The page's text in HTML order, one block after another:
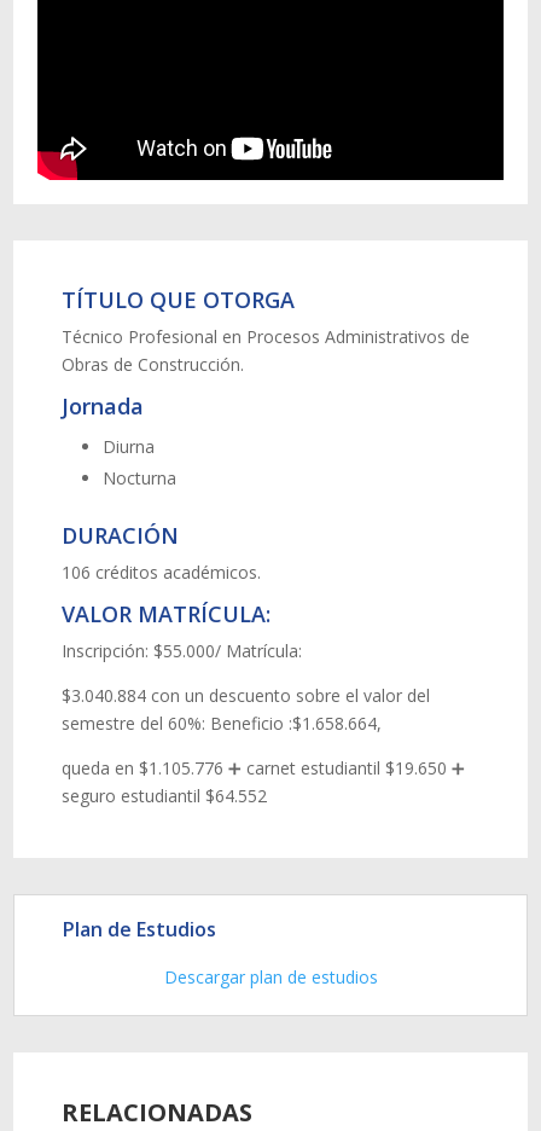
TÍTULO QUE OTORGA
Técnico Profesional en Procesos Administrativos de
Obras de Construcción.
Jornada
Diurna
Nocturna
DURACIÓN
106 créditos académicos.
VALOR MATRÍCULA:
Inscripción: $55.000/ Matrícula:
$3.040.884 con un descuento sobre el valor del
semestre del 60%: Beneficio :$1.658.664,
queda en $1.105.776 ➕ carnet estudiantil $19.650 ➕
seguro estudiantil $64.552
Plan de Estudios
Descargar plan de estudios
RELACIONADAS